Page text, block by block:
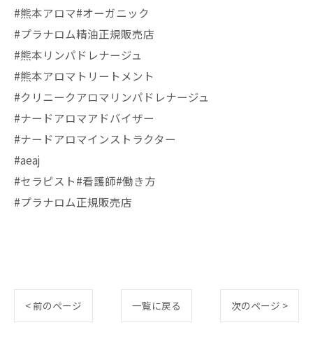
#熊本アロマ#オーガニック
#プラナロム精油正規販売店
#熊本リンパドレナージュ
#熊本アロマトリートメント
#クリニークアロマリンパドレナージュ
#ナードアロマアドバイザー
#ナードアロマインストラクター
#aeaj
#セラピスト#看護師#働き方
#プラナロム正規販売店
< 前のページ 一覧に戻る 次のページ >